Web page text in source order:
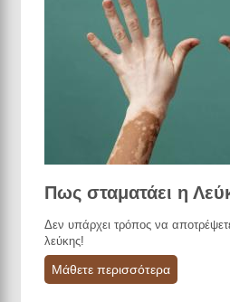
Πως σταματάει η
Δεν υπάρχει τρόπος να
λεύκης!
Μάθετε περισσότερα